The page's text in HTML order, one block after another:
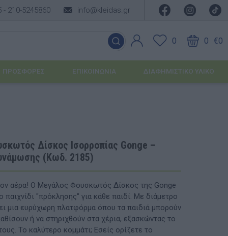
- 210-5245860 info@kleidas.gr
0 0 €0
Ιδέες για τις Απόκριες
Ιδέες για το Πάσχα
Καλοκαιρινές Επιλογές
ΙΔΈΕΣ ΓΙΑ ΒΆΠΤΙΣΗ
ΠΡΟΣΦΟΡΈΣ ΕΠΙΚΟΙΝΩΝΊΑ ΔΙΑΦΗΜΙΣΤΙΚΟ ΥΛΙΚΟ
Δίσκος Ισορροπίας Gonge –
(Κωδ. 2185)
αέρα! Ο Μεγάλος Φουσκωτός Δίσκος της Gonge
παιχνίδι "πρόκλησης" για κάθε παιδί. Με διάμετρο
μια ευρύχωρη πλατφόρμα όπου τα παιδιά μπορούν
ή να στηριχθούν στα χέρια, εξασκώντας το
Το καλύτερο κομμάτι; Εσείς ορίζετε το